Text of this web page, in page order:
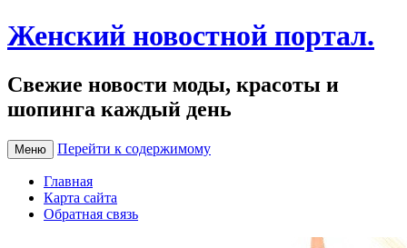
Женский новостной портал.
Свежие новости моды, красоты и
шопинга каждый день
Меню Перейти к содержимому
Главная
Карта сайта
Обратная связь